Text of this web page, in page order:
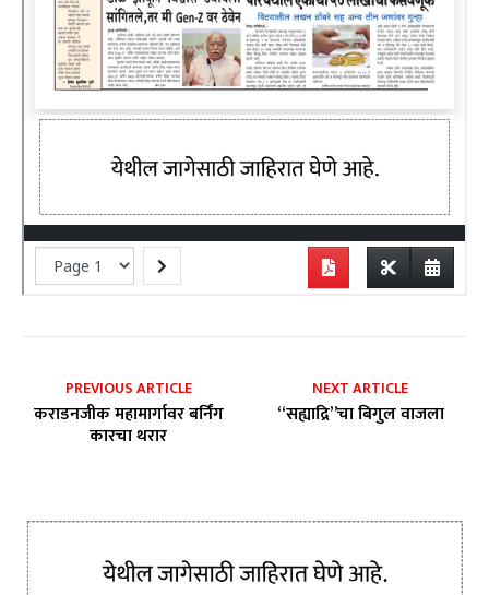
PREVIOUS ARTICLE
कराडनजीक महामार्गावर बर्निंग
कारचा थरार
NEXT ARTICLE
“सह्याद्रि”चा बिगुल वाजला